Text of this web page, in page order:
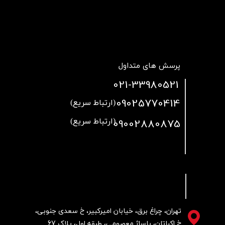
تهران، چراغ برق، خیابان امیرکبیر، خ سعدی جنوبی،
پرسش های متداول
021-33980521
09025770414(ارتباط سریع)
09002880875(ارتباط سریع)